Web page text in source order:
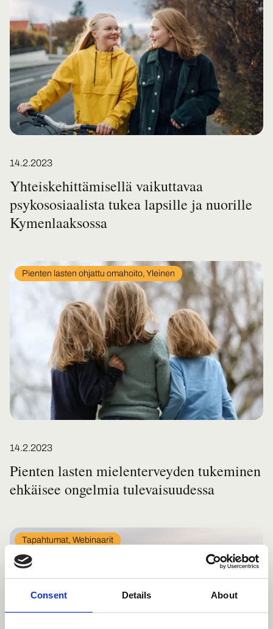
Consent Details About
Posted on
14.2.2023
Yhteiskehittämisellä vaikuttavaa
psykososiaalista tukea lapsille ja nuorille
Kymenlaaksossa
Posted on
14.2.2023
In
Pienten lasten ohjattu omahoito, Yleinen
Pienten lasten mielenterveyden tukeminen
ehkäisee ongelmia tulevaisuudessa
In
category
Tapahtumat, Webinaarit